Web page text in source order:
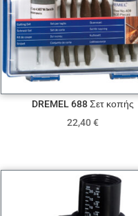
DREMEL 688 Σετ κοπής
22,40€